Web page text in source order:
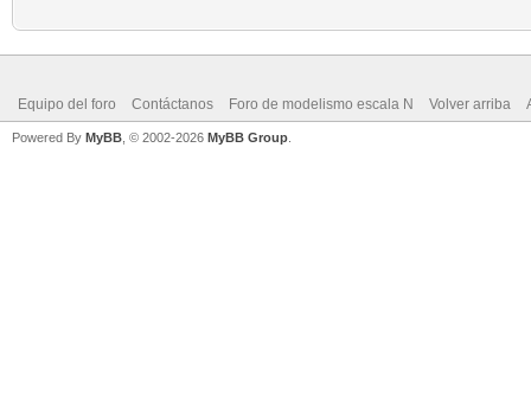
Equipo del foro Contáctanos Foro de modelismo escala N Volver arriba
Powered By MyBB , © 2002-2026 MyBB Group